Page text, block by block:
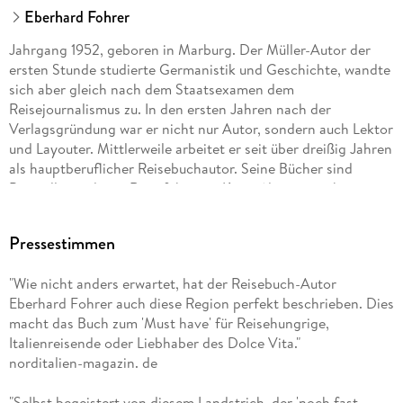
Eberhard Fohrer
Jahrgang 1952, geboren in Marburg. Der Müller-Autor der
ersten Stunde studierte Germanistik und Geschichte, wandte
sich aber gleich nach dem Staatsexamen dem
Reisejournalismus zu. In den ersten Jahren nach der
Verlagsgründung war er nicht nur Autor, sondern auch Lektor
und Layouter. Mittlerweile arbeitet er seit über dreißig Jahren
als hauptberuflicher Reisebuchautor. Seine Bücher sind
Bestseller und sein Reiseführer zu Kreta (der inzwischen in
Pressestimmen
"Wie nicht anders erwartet, hat der Reisebuch-Autor
Eberhard Fohrer auch diese Region perfekt beschrieben. Dies
macht das Buch zum 'Must have' für Reisehungrige,
Italienreisende oder Liebhaber des Dolce Vita."
norditalien-magazin. de